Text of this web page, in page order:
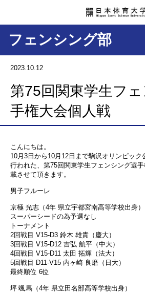
フェンシング部
2023.10.12
第75回関東学生フ
手権大会個人戦
こんにちは。
10月3日から10月12日まで駒沢オリンピッ
行われた、第75回関東学生フェンシング選
載させて頂きます。
男子フルーレ
京極 光志（4年 県立宇都宮南高等学校出身）
スーパーシードの為予選なし
トーナメント
2回戦目 V15-D3 鈴木 雄貴（慶大）
3回戦目 V15-D12 吉弘 航平（中大）
4回戦目 V15-D11 太田 拓輝（法大）
5回戦目 D11-V15 内ヶ崎 良磨（日大）
最終順位 6位
坪 颯馬（4年 県立田名部高等学校出身）